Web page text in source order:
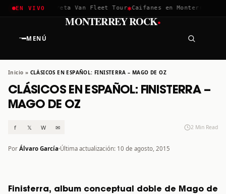
EN VIVO
2026✱Greta Van Fleet Tour✱Caifanes en Monterrey · 12
MENÚ
MONTERREY ROCK·
Inicio » CLÁSICOS EN ESPAÑOL: FINISTERRA – MAGO DE OZ
CLÁSICOS EN ESPAÑOL: FINISTERRA –
MAGO DE OZ
f 𝕏 W ✉ 2 Min Read
Por Álvaro García Última actualización: 10 de agosto, 2015
Finisterra, album conceptual doble de Mago de